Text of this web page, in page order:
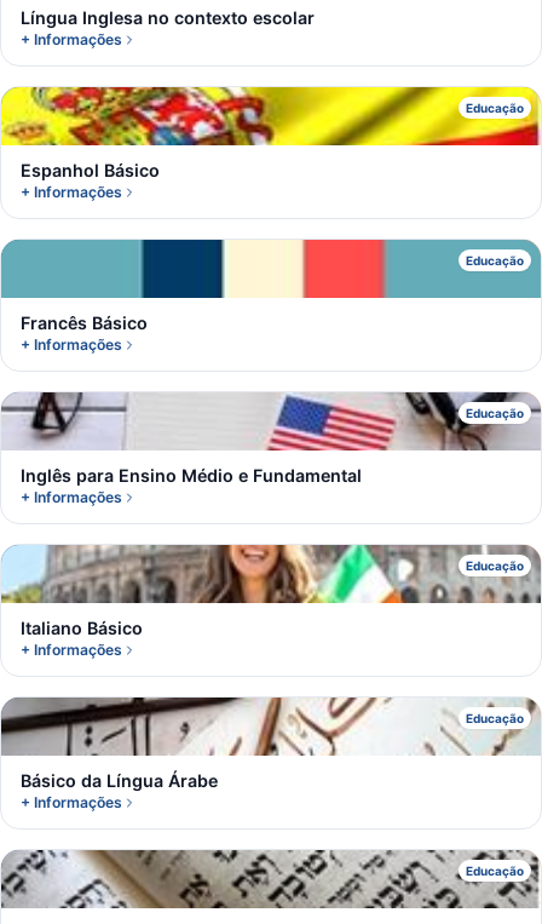
Língua Inglesa no contexto escolar
+ Informações
Educação
E
Espanhol Básico
+ Informações
Educação
Francês Básico
+ Informações
Educação
I
Inglês para Ensino Médio e Fundamental
+ Informações
Educação
I
Italiano Básico
+ Informações
Educação
B
Básico da Língua Árabe
+ Informações
Educação
B